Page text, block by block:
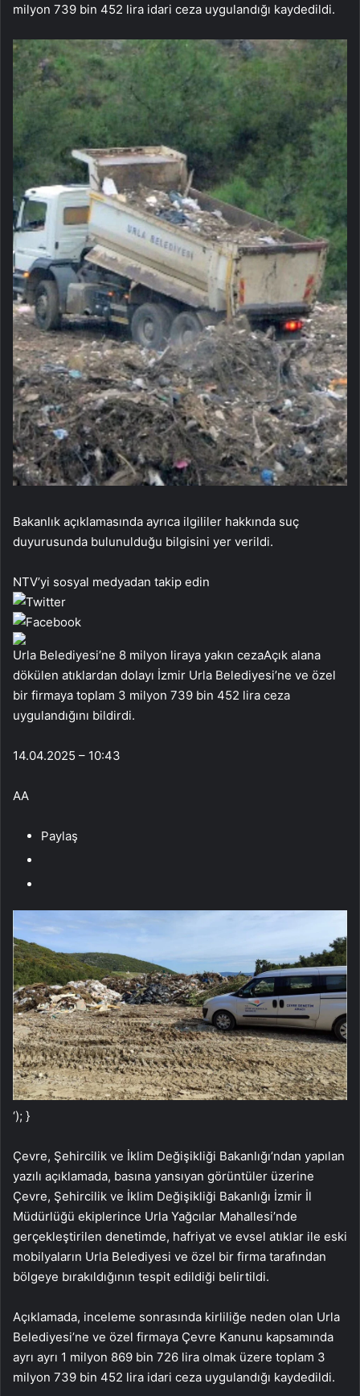
milyon 739 bin 452 lira idari ceza uygulandığı kaydedildi.
Bakanlık açıklamasında ayrıca ilgililer hakkında suç
duyurusunda bulunulduğu bilgisini yer verildi.
NTV’yi sosyal medyadan takip edin
Urla Belediyesi’ne 8 milyon liraya yakın cezaAçık alana
dökülen atıklardan dolayı İzmir Urla Belediyesi’ne ve özel
bir firmaya toplam 3 milyon 739 bin 452 lira ceza
uygulandığını bildirdi.
14.04.2025 – 10:43
AA
Paylaş
‘); }
Çevre, Şehircilik ve İklim Değişikliği Bakanlığı’ndan yapılan
yazılı açıklamada, basına yansıyan görüntüler üzerine
Çevre, Şehircilik ve İklim Değişikliği Bakanlığı İzmir İl
Müdürlüğü ekiplerince Urla Yağcılar Mahallesi’nde
gerçekleştirilen denetimde, hafriyat ve evsel atıklar ile eski
mobilyaların Urla Belediyesi ve özel bir firma tarafından
bölgeye bırakıldığının tespit edildiği belirtildi.
Açıklamada, inceleme sonrasında kirliliğe neden olan Urla
Belediyesi’ne ve özel firmaya Çevre Kanunu kapsamında
ayrı ayrı 1 milyon 869 bin 726 lira olmak üzere toplam 3
milyon 739 bin 452 lira idari ceza uygulandığı kaydedildi.